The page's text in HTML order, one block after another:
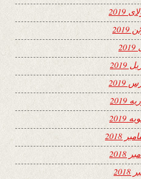
2019
2019
2019
2019
2019
2018
2018